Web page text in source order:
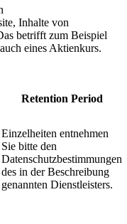
Inhalte von
betrifft zum Beispiel
eines Aktienkurs.
Retention Period
Einzelheiten entnehmen
Sie bitte den
Datenschutzbestimmungen
des in der Beschreibung
genannten Dienstleisters.